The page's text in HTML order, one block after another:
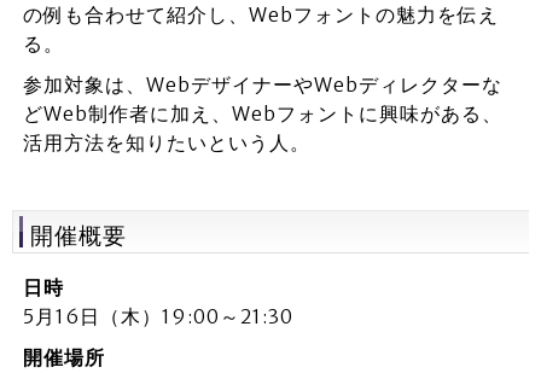
の例も合わせて紹介し、Webフォントの魅力を伝え
る。
参加対象は、WebデザイナーやWebディレクターな
どWeb制作者に加え、Webフォントに興味がある、
活用方法を知りたいという人。
開催概要
日時
5月16日（木）19:00～21:30
開催場所